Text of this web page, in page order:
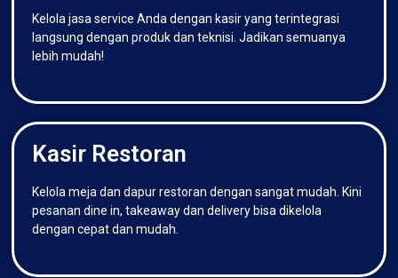
Kelola jasa service Anda dengan kasir yang terintegrasi
langsung dengan produk dan teknisi. Jadikan semuanya
lebih mudah!
Kasir Restoran
Kelola meja dan dapur restoran dengan sangat mudah. Kini
pesanan dine in, takeaway dan delivery bisa dikelola
dengan cepat dan mudah.